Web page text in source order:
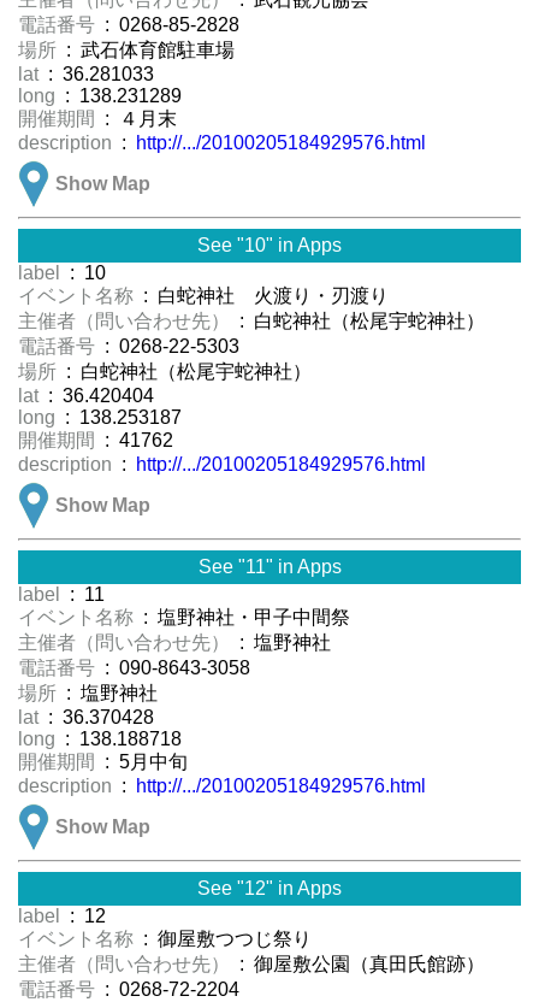
電話番号 : 0268-85-2828
場所 : 武石体育館駐車場
lat : 36.281033
long : 138.231289
開催期間
: ４月末
description :
http://.../20100205184929576.html
Show Map
See "10" in Apps
label
: 10
イベント名称 : 白蛇神社 火渡り・刃渡り
主催者（問い合わせ先）
: 白蛇神社（松尾宇蛇神社）
電話番号 : 0268-22-5303
場所 : 白蛇神社（松尾宇蛇神社）
lat : 36.420404
long : 138.253187
開催期間
: 41762
description :
http://.../20100205184929576.html
Show Map
See "11" in Apps
label
: 11
イベント名称 : 塩野神社・甲子中間祭
主催者（問い合わせ先）
: 塩野神社
電話番号 : 090-8643-3058
場所 : 塩野神社
lat : 36.370428
long : 138.188718
開催期間
: 5月中旬
description :
http://.../20100205184929576.html
Show Map
See "12" in Apps
label
: 12
イベント名称 : 御屋敷つつじ祭り
主催者（問い合わせ先）
: 御屋敷公園（真田氏館跡）
電話番号 : 0268-72-2204